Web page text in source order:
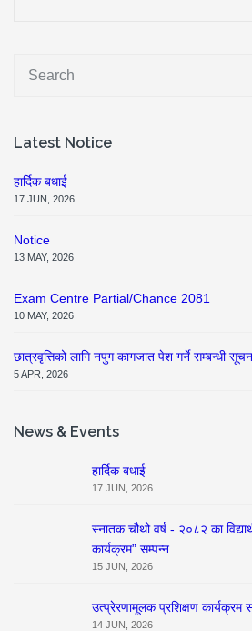
Latest Notice
हार्दिक बधाई
17 JUN, 2026
Notice
13 MAY, 2026
Exam Centre Partial/Chance 2081
10 MAY, 2026
छात्रवृत्तिको लागि नपुग कागजात पेश गर्ने सम्बन्धी
5 APR, 2026
News & Events
हार्दिक बधाई
17 JUN, 2026
स्नातक चौथो वर्ष - २०८२ का
कार्यक्रम” सम्पन्न
15 JUN, 2026
उत्प्रेरणामूलक प्रशिक्षण कार्यक्रम
14 JUN, 2026